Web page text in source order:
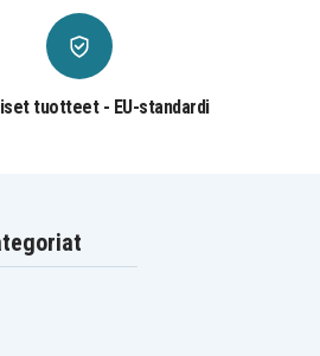
tuotteet - EU-standardi